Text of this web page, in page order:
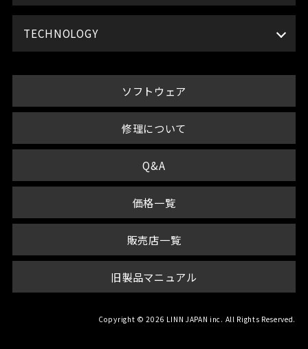
TECHNOLOGY
ソフトウェア
修理について
Q&A
価格一覧
販売店一覧
旧製品マニュアル
Copyright © 2026 LINN JAPAN inc. All Rights Reserved.